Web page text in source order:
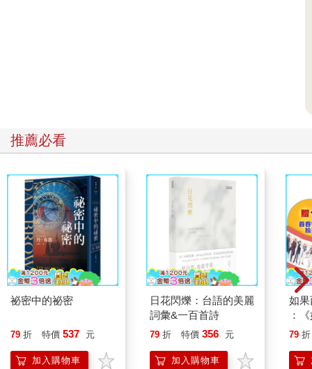
推薦必看
祕密中的祕密
79 折 特價 537 元
加入購物車
日花閃爍：台語的美麗
詞彙&一百首詩
79 折 特價 356 元
加入購物車
如
：
喵
79 折